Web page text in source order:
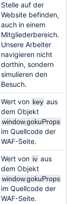
Stelle auf der
Website befinden,
auch in einem
Mitgliederbereich.
Unsere Arbeiter
navigieren nicht
dorthin, sondern
simulieren den
Besuch.
Wert von key aus
dem Objekt
window.gokuProps
im Quellcode der
WAF-Seite.
Wert von iv aus
dem Objekt
window.gokuProps
im Quellcode der
WAF-Seite.